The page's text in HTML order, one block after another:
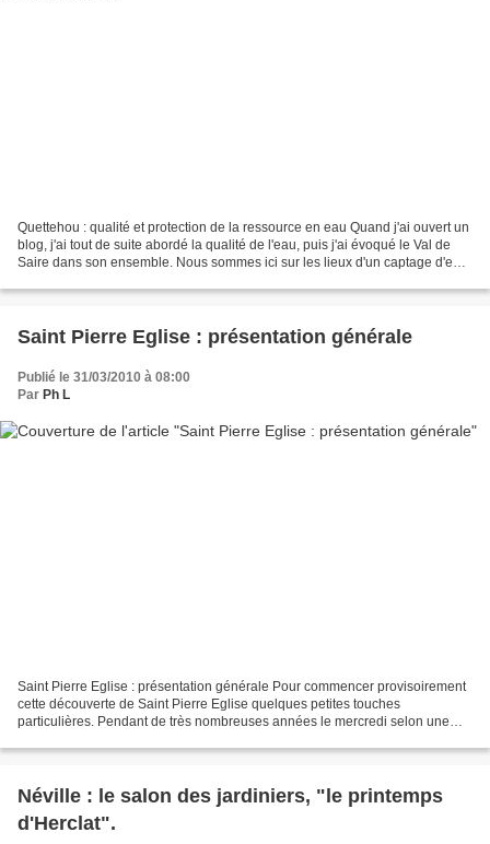
Quettehou : qualité et protection de la ressource en eau Quand j'ai ouvert un
blog, j'ai tout de suite abordé la qualité de l'eau, puis j'ai évoqué le Val de
Saire dans son ensemble. Nous sommes ici sur les lieux d'un captage d'eau
Saint Pierre Eglise : présentation générale
Publié le 31/03/2010 à 08:00
Par Ph L
Saint Pierre Eglise : présentation générale Pour commencer provisoirement
cette découverte de Saint Pierre Eglise quelques petites touches
particulières. Pendant de très nombreuses années le mercredi selon une
Néville : le salon des jardiniers, "le printemps
d'Herclat".